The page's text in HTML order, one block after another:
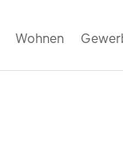
Wohnen